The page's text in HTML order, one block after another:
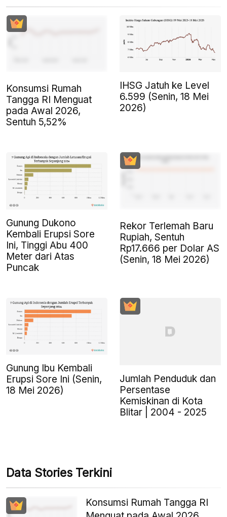
Konsumsi Rumah
Tangga RI Menguat
pada Awal 2026,
Sentuh 5,52%
IHSG Jatuh ke Level
6.599 (Senin, 18 Mei
2026)
Gunung Dukono
Kembali Erupsi Sore
Ini, Tinggi Abu 400
Meter dari Atas
Puncak
Rekor Terlemah Baru
Rupiah, Sentuh
Rp17.666 per Dolar AS
(Senin, 18 Mei 2026)
Gunung Ibu Kembali
Erupsi Sore Ini (Senin,
18 Mei 2026)
Jumlah Penduduk dan
Persentase
Kemiskinan di Kota
Blitar | 2004 - 2025
Data Stories Terkini
Konsumsi Rumah Tangga RI